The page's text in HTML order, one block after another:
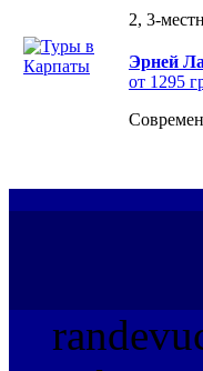
2, 3-
Эрней
от 1295